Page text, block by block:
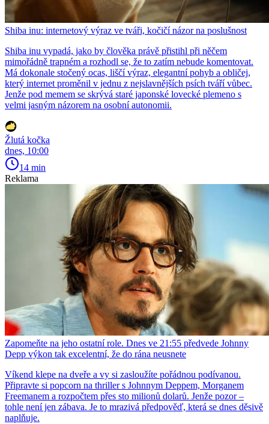
Shiba inu: internetový výraz ve tváři, kočičí názor na poslušnost
Shiba inu vypadá, jako by člověka právě přistihl při něčem
mimořádně trapném a rozhodl se, že to zatím nebude komentovat.
Má dokonale stočený ocas, liščí výraz, elegantní pohyb a obličej,
který internet proměnil v jednu z nejslavnějších psích tváří vůbec.
Jenže pod memem se skrývá staré japonské lovecké plemeno s
velmi jasným názorem na osobní autonomii.
Žlutá kočka
dnes, 10:00
14 min
Reklama
Zapomeňte na jeho ostatní role. Dnes ve 21:55 předvede Johnny
Depp výkon tak excelentní, že do rána neusnete
Víkend klepe na dveře a vy si zasloužíte pořádnou podívanou.
Připravte si popcorn na thriller s Johnnym Deppem, Morganem
Freemanem a rozpočtem přes sto milionů dolarů. Jenže pozor –
tohle není jen zábava. Je to mrazivá předpověď, která se dnes děsivě
naplňuje.